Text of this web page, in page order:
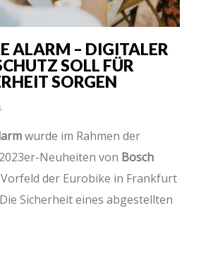
ALARM – DIGITALER
SOLL FÜR
SORGEN
wurde im Rahmen der
Neuheiten von Bosch
der Eurobike in Frankfurt
Sicherheit eines abgestellten